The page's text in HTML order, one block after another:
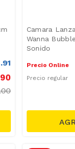
.91
90
Camara
Wanna
Sonido
Precio Online
Precio regular